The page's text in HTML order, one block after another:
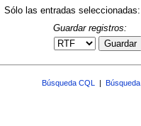
Sólo las entradas seleccionadas:
Guardar registros:
Guardar
Búsqueda CQL